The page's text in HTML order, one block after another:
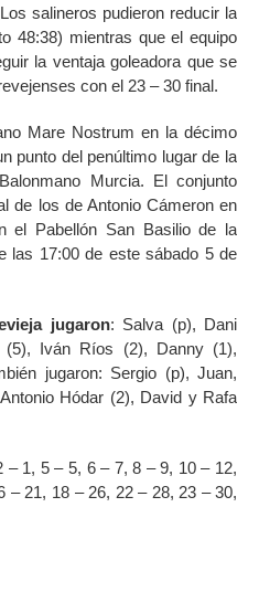
salineros pudieron reducir la
48:38) mientras que el equipo
la ventaja goleadora que se
con el 23 – 30 final.
Mare Nostrum en la décimo
punto del penúltimo lugar de la
Murcia. El conjunto
de los de Antonio Cámeron en
el Pabellón San Basilio de la
las 17:00 de este sábado 5 de
jugaron: Salva (p), Dani
Iván Ríos (2), Danny (1),
jugaron: Sergio (p), Juan,
Hódar (2), David y Rafa
– 1, 5 – 5, 6 – 7, 8 – 9, 10 – 12,
– 21, 18 – 26, 22 – 28, 23 – 30,